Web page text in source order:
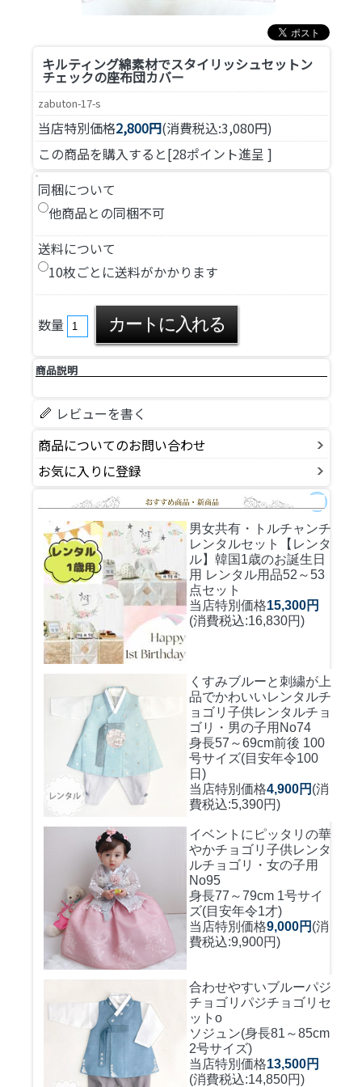
キルティング綿素材でスタイリッシュセットン
チェックの座布団カバー
zabuton-17-s
当店特別価格2,800円(消費税込:3,080円)
この商品を購入すると[28ポイント進呈 ]
同梱について
他商品との同梱不可
送料について
10枚ごとに送料がかかります
数量
商品説明
レビューを書く
商品についてのお問い合わせ
お気に入りに登録
男女共有・トルチャンチ
レンタルセット
【レンタ
ル】韓国1歳のお誕生日
用 レンタル用品52～53
点セット
当店特別価格15,300円
(消費税込:16,830円)
くすみブルーと刺繍が上
品でかわいいレンタルチ
ョゴリ 子供レンタルチョ
ゴリ・男の子用No74
身長57～69cm前後 100
号サイズ(目安年令100
日)
当店特別価格4,900円 (消
費税込:5,390円)
イベントにピッタリの華
やかチョゴリ 子供レンタ
ルチョゴリ・女の子用
No95
身長77～79cm 1号サイ
ズ(目安年令1才)
当店特別価格9,000円 (消
費税込:9,900円)
合わせやすいブルーパジ
チョゴリ パジチョゴリセ
ットo
ソジュン(身長81～85cm
2号サイズ)
当店特別価格13,500円
(消費税込:14,850円)